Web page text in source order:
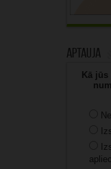
Aptauja
Kā